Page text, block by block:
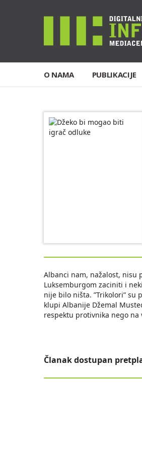
O NAMA PUBLIKACIJE
Albanci nam, nažalost, nisu
Luksemburgom zaciniti i
nije bilo ništa. ”Trikolori” su
klupi Albanije Džemal
respektu protivnika nego
Članak dostupan